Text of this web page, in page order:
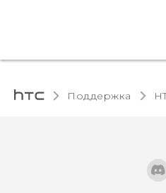
Поддержка